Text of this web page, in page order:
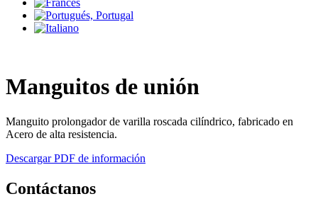
Manguitos de unión
Manguito prolongador de varilla roscada cilíndrico, fabricado en
Acero de alta resistencia.
Descargar PDF de información
Contáctanos